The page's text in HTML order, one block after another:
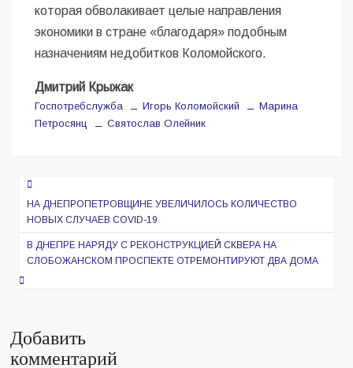
которая обволакивает целые направления
экономики в стране «благодаря» подобным
назначениям недобитков Коломойского.
Дмитрий Крыжак
Госпотребслужба Игорь Коломойский
Марина
Петросянц
Святослав Олейник
Навигация
по
записям
НА ДНЕПРОПЕТРОВЩИНЕ УВЕЛИЧИЛОСЬ КОЛИЧЕСТВО
НОВЫХ СЛУЧАЕВ COVID-19
В ДНЕПРЕ НАРЯДУ С РЕКОНСТРУКЦИЕЙ СКВЕРА НА
СЛОБОЖАНСКОМ ПРОСПЕКТЕ ОТРЕМОНТИРУЮТ ДВА ДОМА
Добавить
комментарий